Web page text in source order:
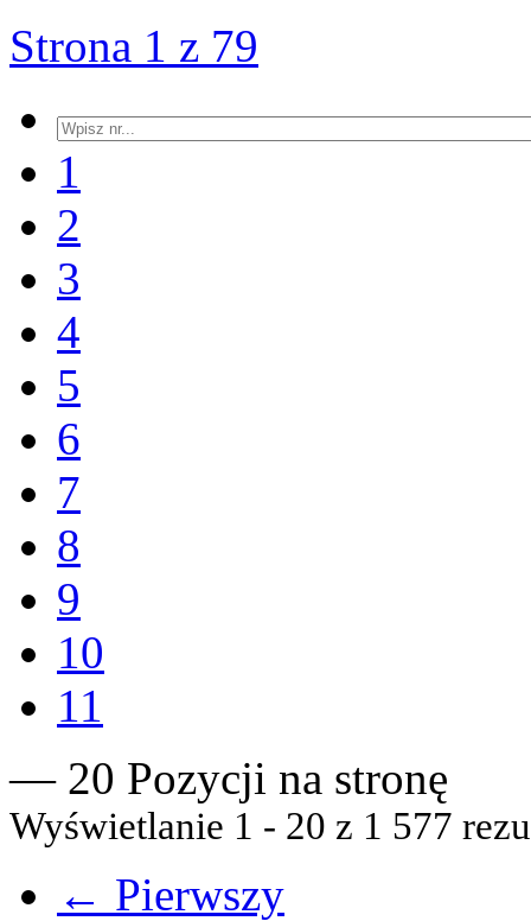
Strona 1 z 79
1
2
3
4
5
6
7
8
9
10
11
— 20 Pozycji na stronę
Wyświetlanie 1 - 20 z 1 577
← Pierwszy